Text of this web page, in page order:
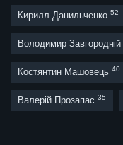
Кирилл Данильченко 52
Володимир Завгородній
Костянтин Машовець 40
Валерій Прозапас 35